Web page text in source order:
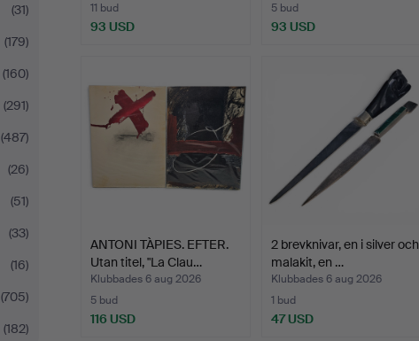
(31)
(179)
(160)
(291)
(487)
(26)
(51)
(33)
(16)
(705)
(182)
11 bud
93 USD
5 bud
93 USD
ANTONI TÀPIES. EFTER.
Utan titel, "La Clau…
Klubbades 6 aug 2026
5 bud
116 USD
2 brevknivar, en i silver och
malakit, en …
Klubbades 6 aug 2026
1 bud
47 USD